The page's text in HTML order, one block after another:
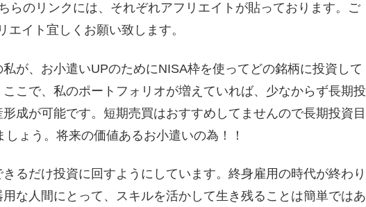
らのリンクには、それぞれアフリエイトが貼っております。ご
イト宜しくお願い致します。
が、お小遣いUPのためにNISA枠を使ってどの銘柄に投資して
こで、私のポートフォリオが増えていれば、少なからず長期投
成が可能です。短期売買はおすすめしてませんので長期投資目
ょう。将来の価値あるお小遣いの為！！
るだけ投資に回すようにしています。終身雇用の時代が終わり
な人間にとって、スキルを活かして生き残ることは簡単ではあ